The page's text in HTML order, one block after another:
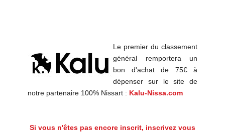
Le premier du classement
général remportera un
bon d'achat de 75€ à
dépenser sur le site de
notre partenaire 100% Nissart : Kalu-Nissa.com
Si vous n'êtes pas encore inscrit, inscrivez vous